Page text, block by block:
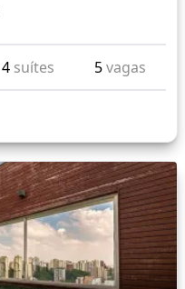
4 suítes 5vagas